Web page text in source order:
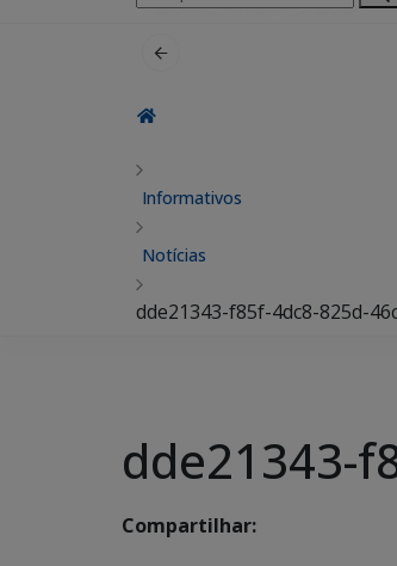
por:
Informativos
Notícias
dde21343-f85f-4dc8-825d-
dde21343-
Compartilhar: